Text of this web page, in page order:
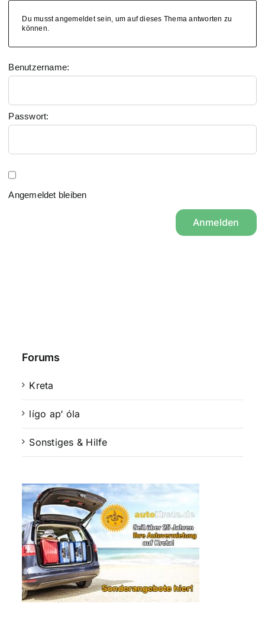
Du musst angemeldet sein, um auf dieses Thema antworten zu
können.
Benutzername:
Passwort:
Angemeldet bleiben
Anmelden
Forums
Kreta
lígo ap‘ óla
Sonstiges & Hilfe